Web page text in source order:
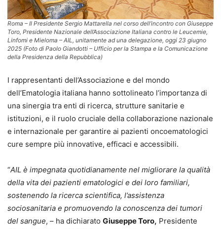
Roma – Il Presidente Sergio Mattarella nel corso dell’incontro con Giuseppe
Toro, Presidente Nazionale dell’Associazione Italiana contro le Leucemie,
Linfomi e Mieloma – AIL, unitamente ad una delegazione, oggi 23 giugno
2025 (Foto di Paolo Giandotti – Ufficio per la Stampa e la Comunicazione
della Presidenza della Repubblica)
I rappresentanti dell’Associazione e del mondo
dell’Ematologia italiana hanno sottolineato l’importanza di
una sinergia tra enti di ricerca, strutture sanitarie e
istituzioni, e il ruolo cruciale della collaborazione nazionale
e internazionale per garantire ai pazienti oncoematologici
cure sempre più innovative, efficaci e accessibili.
“AIL è impegnata quotidianamente nel migliorare la qualità
della vita dei pazienti ematologici e dei loro familiari,
sostenendo la ricerca scientifica, l’assistenza
sociosanitaria e promuovendo la conoscenza dei tumori
del sangue, – ha dichiarato Giuseppe Toro, Presidente